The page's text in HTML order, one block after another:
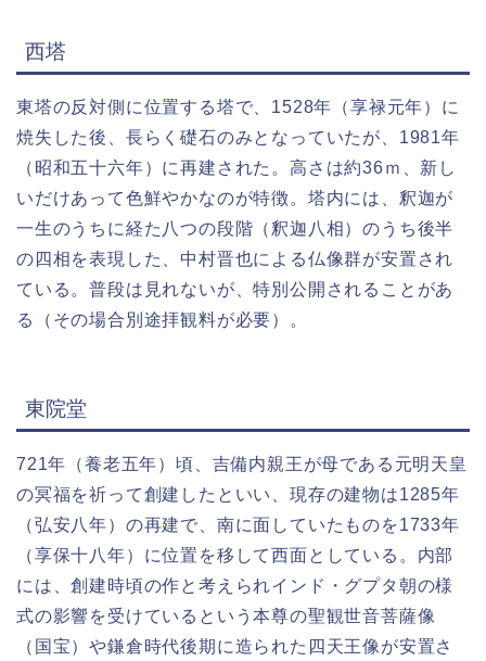
西塔
東塔の反対側に位置する塔で、1528年（享禄元年）に
焼失した後、長らく礎石のみとなっていたが、1981年
（昭和五十六年）に再建された。高さは約36ｍ、新し
いだけあって色鮮やかなのが特徴。塔内には、釈迦が
一生のうちに経た八つの段階（釈迦八相）のうち後半
の四相を表現した、中村晋也による仏像群が安置され
ている。普段は見れないが、特別公開されることがあ
る（その場合別途拝観料が必要）。
東院堂
721年（養老五年）頃、吉備内親王が母である元明天皇
の冥福を祈って創建したといい、現存の建物は1285年
（弘安八年）の再建で、南に面していたものを1733年
（享保十八年）に位置を移して西面としている。内部
には、創建時頃の作と考えられインド・グプタ朝の様
式の影響を受けているという本尊の聖観世音菩薩像
（国宝）や鎌倉時代後期に造られた四天王像が安置さ